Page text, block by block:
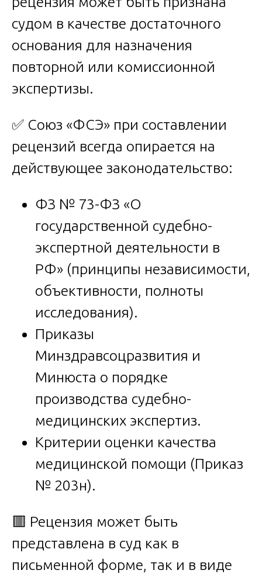
судом в качестве достаточного
основания для назначения
повторной или комиссионной
экспертизы.
✅ Союз «ФСЭ» при составлении
рецензий всегда опирается на
действующее законодательство:
ФЗ № 73-ФЗ «О
государственной судебно-
экспертной деятельности в
РФ» (принципы независимости,
объективности, полноты
исследования).
Приказы
Минздравсоцразвития и
Минюста о порядке
производства судебно-
медицинских экспертиз.
Критерии оценки качества
медицинской помощи (Приказ
№ 203н).
🟥 Рецензия может быть
представлена в суд как в
письменной форме, так и в виде